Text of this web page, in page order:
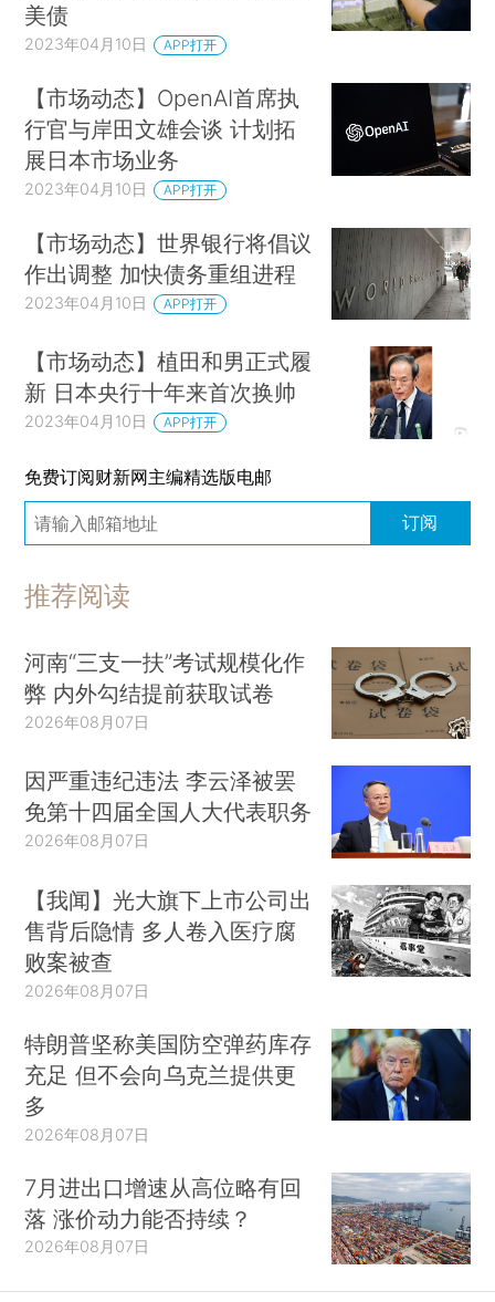
美债
2023年04月10日 APP打开
【市场动态】OpenAI首席执
行官与岸田文雄会谈 计划拓
展日本市场业务
2023年04月10日 APP打开
【市场动态】世界银行将倡议
作出调整 加快债务重组进程
2023年04月10日 APP打开
【市场动态】植田和男正式履
新 日本央行十年来首次换帅
2023年04月10日 APP打开
免费订阅财新网主编精选版电邮
订阅
推荐阅读
河南“三支一扶”考试规模化作
弊 内外勾结提前获取试卷
2026年08月07日
因严重违纪违法 李云泽被罢
免第十四届全国人大代表职务
2026年08月07日
【我闻】光大旗下上市公司出
售背后隐情 多人卷入医疗腐
败案被查
2026年08月07日
特朗普坚称美国防空弹药库存
充足 但不会向乌克兰提供更
多
2026年08月07日
7月进出口增速从高位略有回
落 涨价动力能否持续？
2026年08月07日